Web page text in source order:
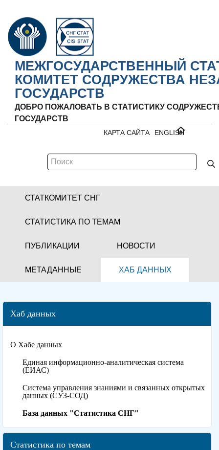
МЕЖГОСУДАРСТВЕННЫЙ
КОМИТЕТ СОДРУЖЕСТВА
ГОСУДАРСТВ
ДОБРО ПОЖАЛОВАТЬ В СТАТИСТИКУ
ГОСУДАРСТВ
ENGLISH
КАРТА САЙТА
СТАТКОМИТЕТ СНГ
СТАТИСТИКА ПО ТЕМАМ
ПУБЛИКАЦИИ НОВОСТИ
МЕТАДАННЫЕ ХАБ ДАННЫХ
Хаб данных
О Хабе данных
Единая информационно-аналитическая система
(ЕИАС)
Система управления знаниями и связанных открытых
данных (СУЗ-СОД)
База данных "Статистика СНГ"
Статистика по темам